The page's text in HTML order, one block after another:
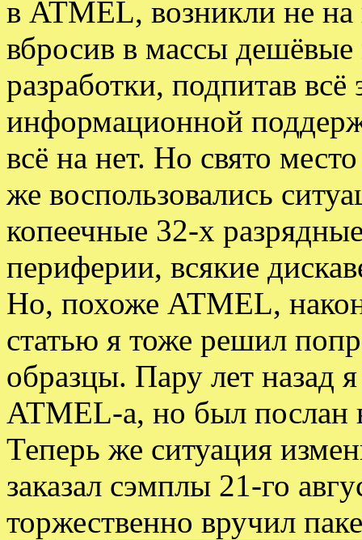
в ATMEL, возникли не на
вбросив в массы дешёвые
разработки, подпитав
информационной
всё на нет. Но свято
же воспользовались
копеечные 32-х
периферии, всякие
Но, похоже ATMEL,
статью я тоже решил
образцы. Пару лет назад
ATMEL-а, но был послан
Теперь же ситуация
заказал сэмплы 21-го
торжественно вручил